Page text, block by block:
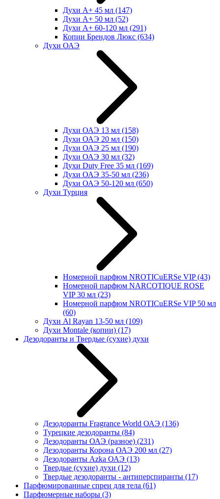
Духи А+ 45 мл (147)
Духи А+ 50 мл (52)
Духи А+ 60-120 мл (291)
Копии Брендов Люкс (634)
Духи ОАЭ
Духи ОАЭ 13 мл (158)
Духи ОАЭ 20 мл (150)
Духи ОАЭ 25 мл (190)
Духи ОАЭ 30 мл (32)
Духи Duty Free 35 мл (169)
Духи ОАЭ 35-50 мл (236)
Духи ОАЭ 50-120 мл (650)
Духи Турция
Номерной парфюм NROTICuERSe VIP(43)
Номерной парфюм NARCOTIQUE ROSE
VIP 30 мл (23)
Номерной парфюм NROTICuERSe VIP 50 мл
(60)
Духи Al Rayan 13-50 мл (109)
Духи Montale (копии) (17)
Дезодоранты и Твердые (сухие) духи
Дезодоранты Fragrance World ОАЭ (136)
Турецкие дезодоранты (84)
Дезодоранты ОАЭ (разное) (231)
Дезодоранты Корона ОАЭ 200 мл (27)
Дезодоранты Azka ОАЭ (13)
Твердые (сухие) духи (12)
Твердые дезодоранты - антиперспиранты (17)
Парфюмированные спреи для тела (61)
Парфюмерные наборы (3)